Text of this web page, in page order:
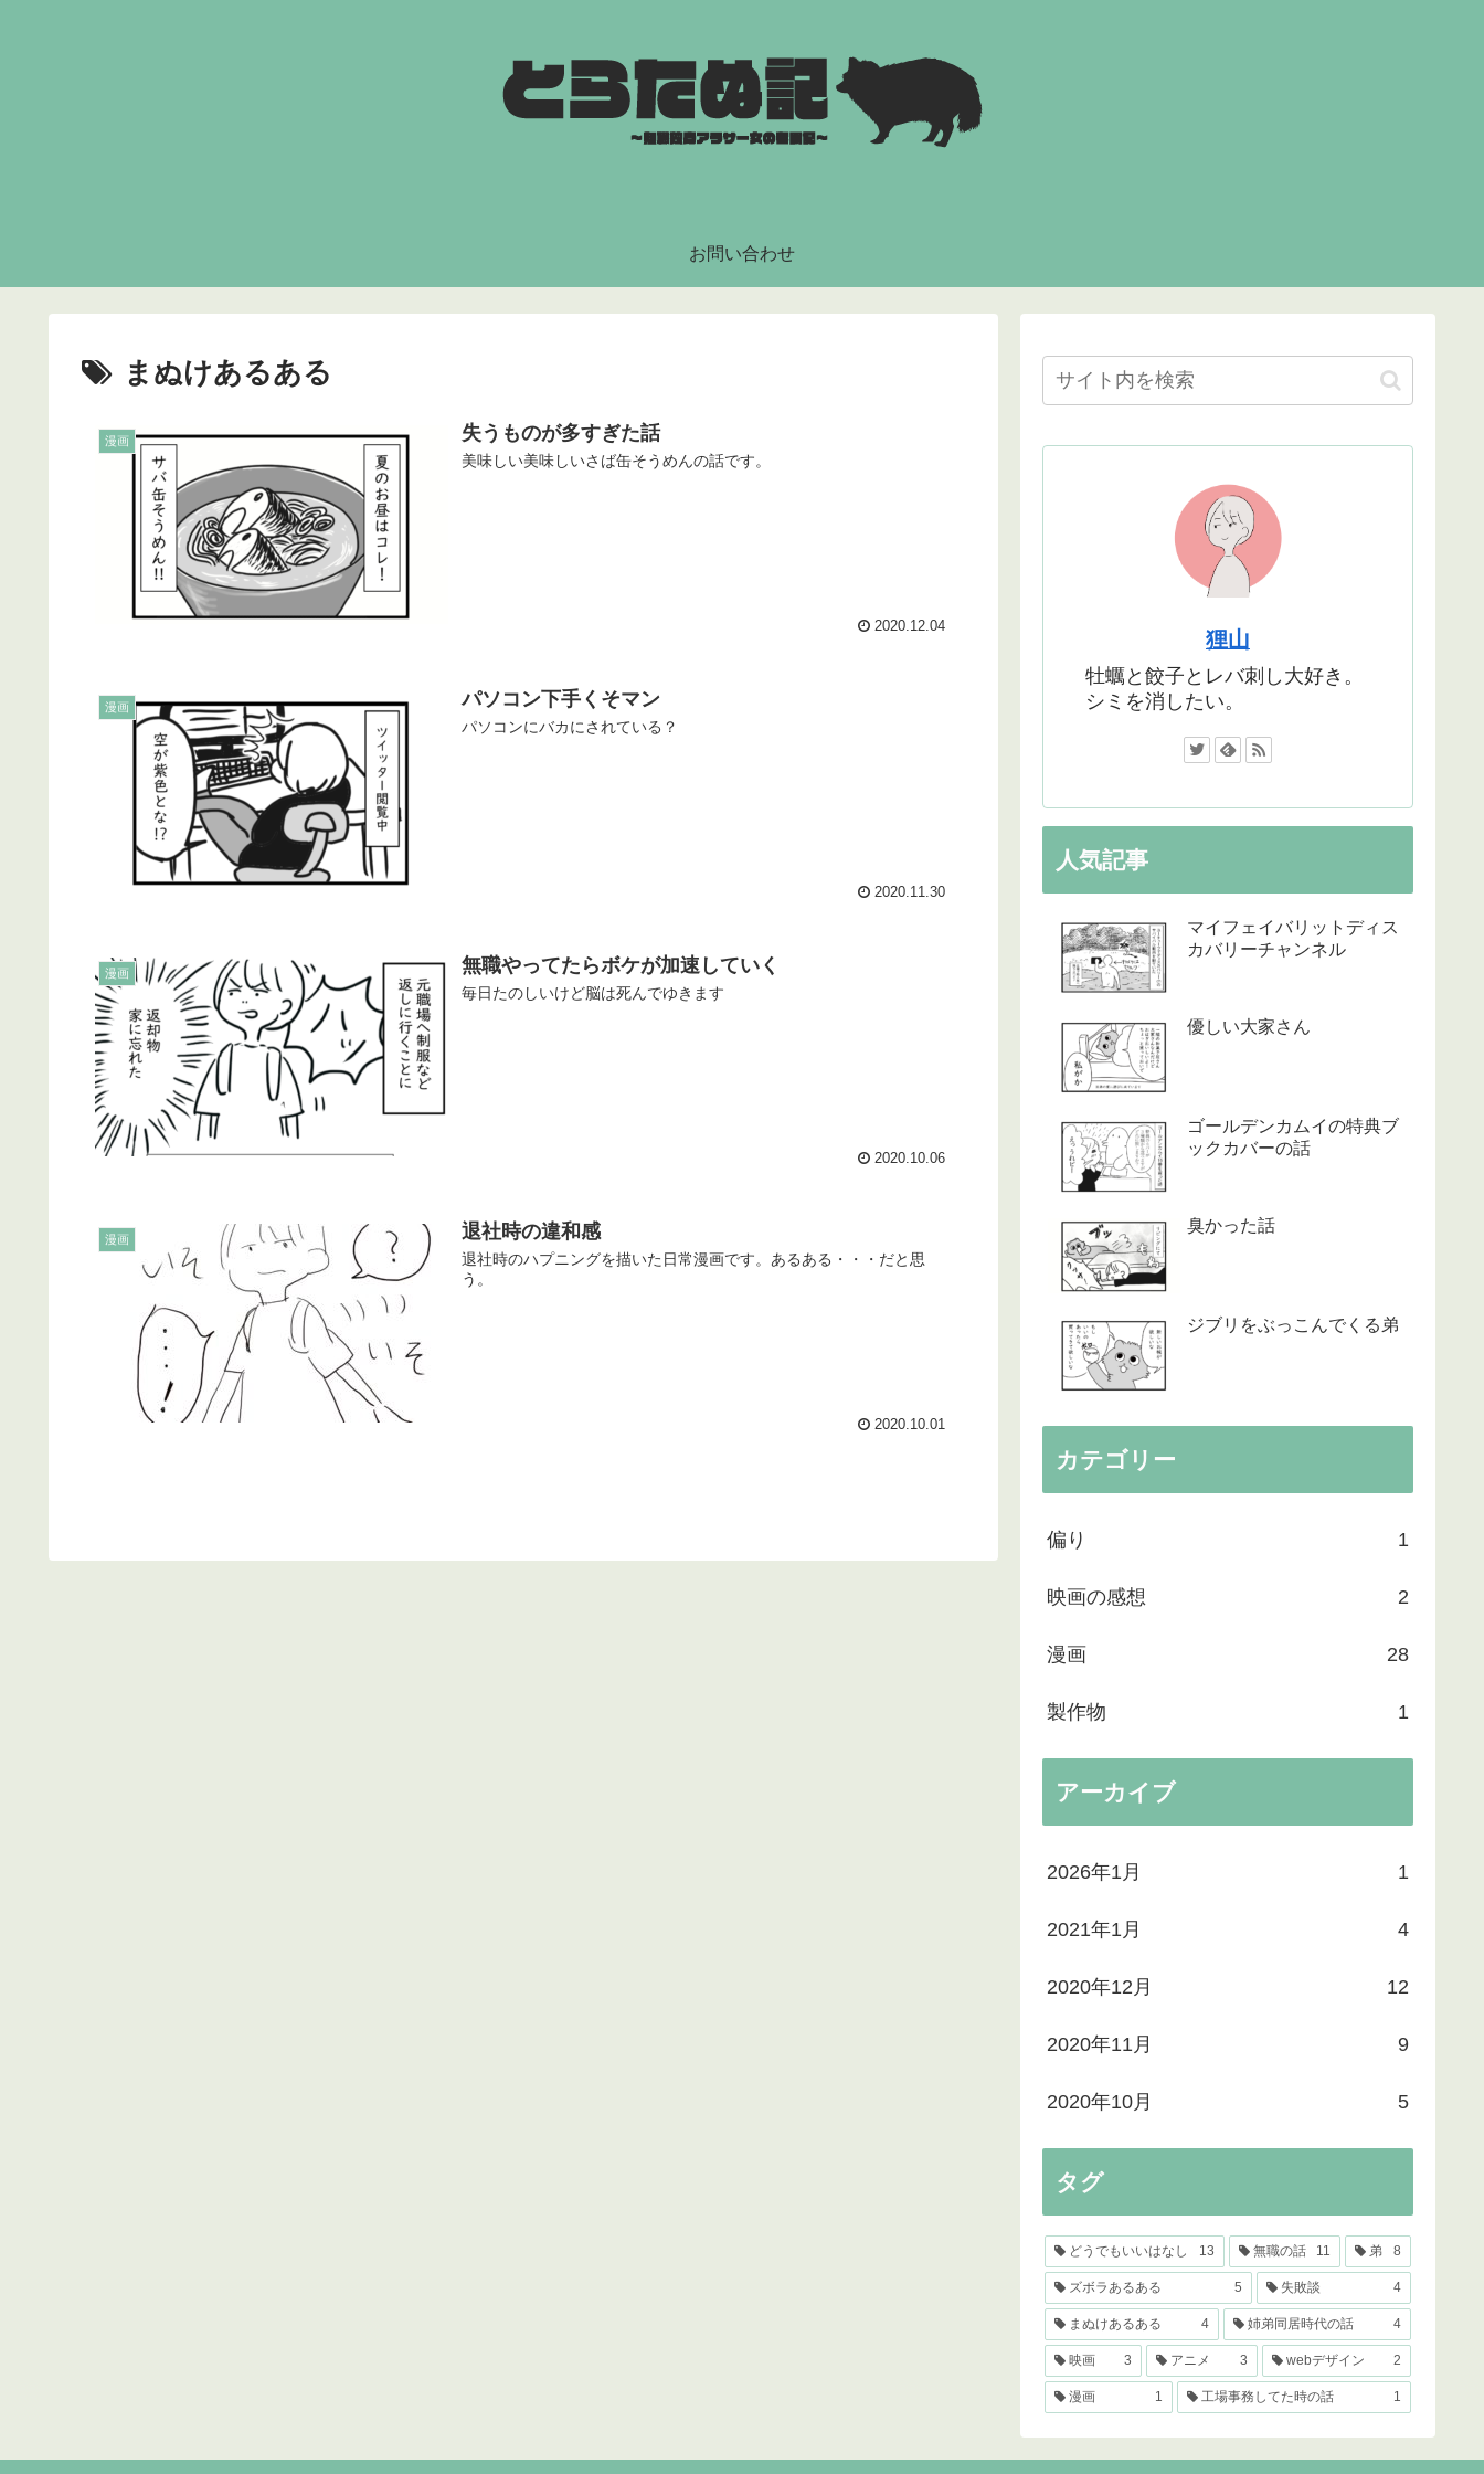
お問い合わせ
まぬけあるある
漫画 失うものが多すぎた話
美味しい美味しいさば缶そうめんの話です。
2020.12.04
漫画 パソコン下手くそマン
パソコンにバカにされている？
2020.11.30
漫画 無職やってたらボケが加速していく
毎日たのしいけど脳は死んでゆきます
2020.10.06
漫画 退社時の違和感
退社時のハプニングを描いた日常漫画です。あるある・・・だと思
う。
2020.10.01
狸山
牡蠣と餃子とレバ刺し大好き。
シミを消したい。
人気記事
マイフェイバリットディス
カバリーチャンネル
優しい大家さん
ゴールデンカムイの特典ブ
ックカバーの話
臭かった話
ジブリをぶっこんでくる弟
カテゴリー
偏り 1
映画の感想 2
漫画 28
製作物 1
アーカイブ
2026年1月 1
2021年1月 4
2020年12月 12
2020年11月 9
2020年10月 5
タグ
どうでもいいはなし 13 無職の話 11 弟 8
ズボラあるある 5 失敗談 4
まぬけあるある 4 姉弟同居時代の話 4
映画 3 アニメ 3 webデザイン 2
漫画 1 工場事務してた時の話 1